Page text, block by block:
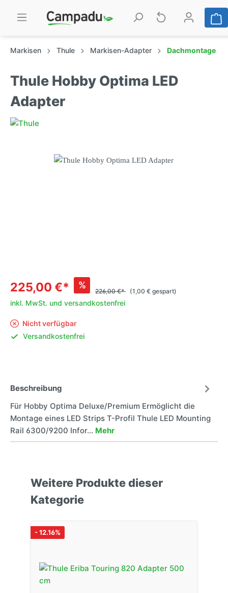
Markisen Thule Markisen-Adapter Dachmontage
Thule Hobby Optima LED
Adapter
225,00 €* %
226,00 €* (1,00 € gespart)
inkl. MwSt. und versandkostenfrei
Nicht verfügbar
Versandkostenfrei
Beschreibung
Für Hobby Optima Deluxe/Premium Ermöglicht die
Montage eines LED Strips T-Profil Thule LED Mounting
Rail 6300/9200 Infor… Mehr
Weitere Produkte dieser
Kategorie
- 12.16%